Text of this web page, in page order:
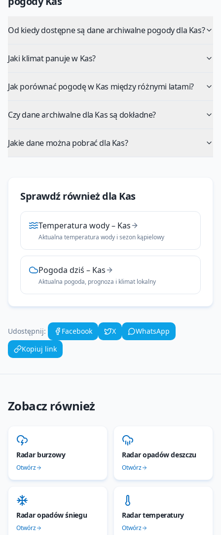
Od kiedy dostępne są dane archiwalne pogody dla Kas?
Jaki klimat panuje w Kas?
Jak porównać pogodę w Kas między różnymi latami?
Czy dane archiwalne dla Kas są dokładne?
Jakie dane można pobrać dla Kas?
Sprawdź również dla Kas
Temperatura wody– Kas
Aktualna temperatura wody i sezon kąpielowy
Pogoda dziś – Kas
Aktualna pogoda, prognoza i klimat lokalny
Udostępnij: Facebook X
WhatsApp
Kopiuj link
Zobacz również
Radar burzowy
Otwórz
Radar opadów deszczu
Otwórz
Radar opadów śniegu
Otwórz
Radar temperatury
Otwórz